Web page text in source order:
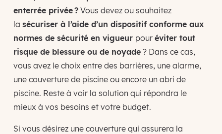
enterrée privée ?Vous devez ou souhaitez
la sécuriser à l’aide d’un dispositif conforme aux
normes de sécurité en vigueur pour éviter tout
risque de blessure ou de noyade? Dans ce cas,
vous avez le choix entre des barrières, une alarme,
une couverture de piscine ou encore un abri de
piscine. Reste à voir la solution qui répondra le
mieux à vos besoins et votre budget.
Si vous désirez une couverture qui assurera la